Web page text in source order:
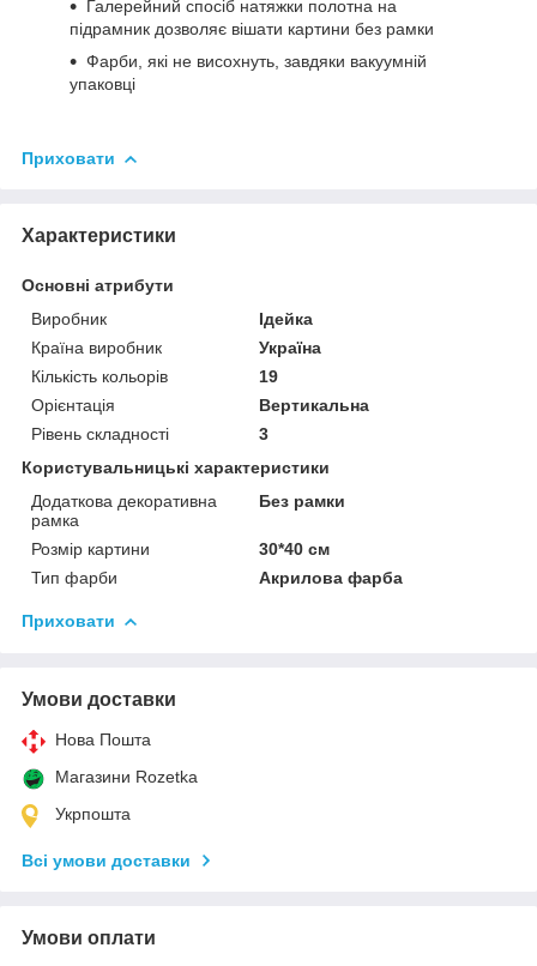
Галерейний спосіб натяжки полотна на
підрамник дозволяє вішати картини без рамки
Фарби, які не висохнуть, завдяки вакуумній
упаковці
Приховати
Характеристики
Основні атрибути
Виробник
Ідейка
Країна виробник
Україна
Кількість кольорів
19
Орієнтація
Вертикальна
Рівень складності
3
Користувальницькі характеристики
Додаткова декоративна
рамка
Без рамки
Розмір картини
30*40 см
Тип фарби
Акрилова фарба
Приховати
Умови доставки
Нова Пошта
Магазини Rozetka
Укрпошта
Всі умови доставки
Умови оплати